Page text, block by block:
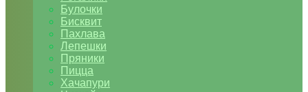
Булочки
Бисквит
Пахлава
Лепешки
Пряники
Пицца
Хачапури